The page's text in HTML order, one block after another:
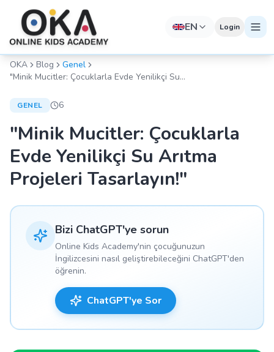
EN Login
OKA Blog
Genel
"Minik Mucitler: Çocuklarla Evde Yenilikçi Su
GENEL 6
"Minik Mucitler: Çocuklarla
Evde Yenilikçi Su Arıtma
Projeleri Tasarlayın!"
Bizi ChatGPT'ye sorun
Online Kids Academy'nin çocuğunuzun
İngilizcesini nasıl geliştirebileceğini ChatGPT'den
öğrenin.
ChatGPT'ye Sor